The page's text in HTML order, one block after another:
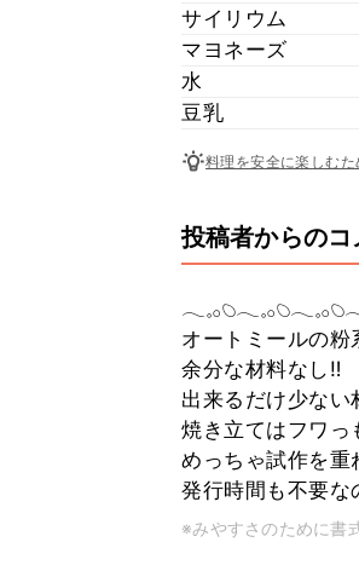
サイリウム
マヨネーズ
水
豆乳
料理を安全に楽しむ
投稿者からのコ
𓂃𓈒𓂂𓆇 𓂃𓈒𓂂𓆇 𓂃𓈒𓂂𓆇
オートミールの粉
余分な材料なし‼️
出来るだけ少ない
焼き立てはフワっ
めっちゃ試作を重
発行時間も不要な
※みやすさのために書